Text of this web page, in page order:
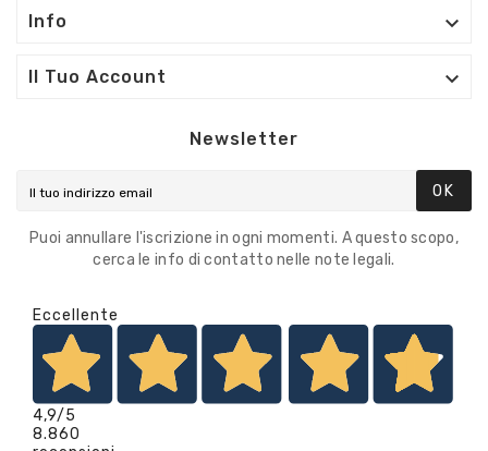
Info 
Il Tuo Account 
Newsletter
OK
Puoi annullare l'iscrizione in ogni momenti. A questo scopo,
cerca le info di contatto nelle note legali.
Eccellente
4,9/5
8.860